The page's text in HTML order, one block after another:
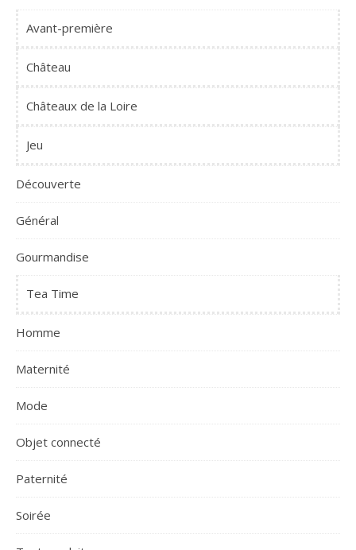
Avant-première
Château
Châteaux de la Loire
Jeu
Découverte
Général
Gourmandise
Tea Time
Homme
Maternité
Mode
Objet connecté
Paternité
Soirée